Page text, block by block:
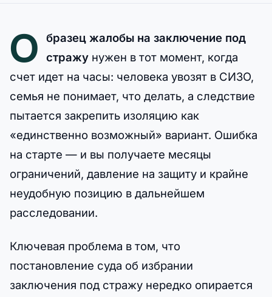
О
бразец жалобы на заключение под
стражу нужен в тот момент, когда
счет идет на часы: человека увозят в СИЗО,
семья не понимает, что делать, а следствие
пытается закрепить изоляцию как
«единственно возможный» вариант. Ошибка
на старте — и вы получаете месяцы
ограничений, давление на защиту и крайне
неудобную позицию в дальнейшем
расследовании.
Ключевая проблема в том, что
постановление суда об избрании
заключения под стражу нередко опирается